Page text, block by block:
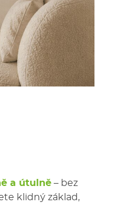
a útulně – bez
klidný základ,